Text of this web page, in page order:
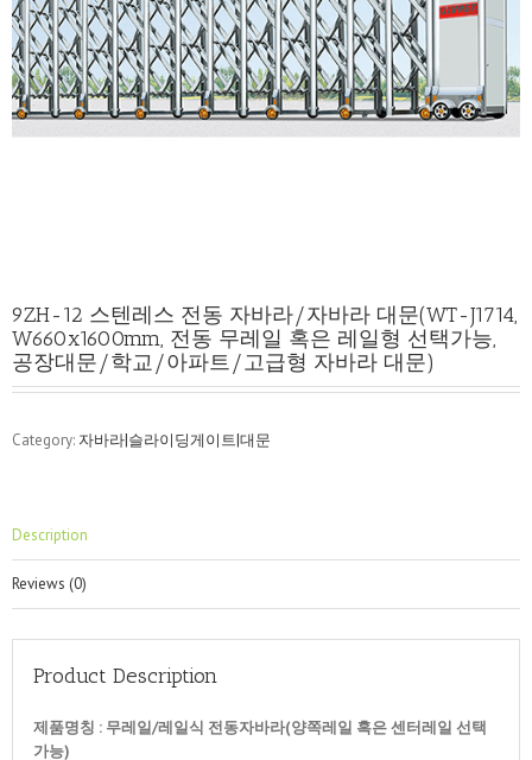
9ZH-12 스텐레스 전동 자바라/자바라 대문(WT-J1714,
W660x1600mm, 전동 무레일 혹은 레일형 선택가능,
공장대문/학교/아파트/고급형 자바라 대문)
Category: 자바라|슬라이딩게이트|대문
Description
Reviews (0)
Product Description
제품명칭 : 무레일/레일식 전동자바라(양쪽레일 혹은 센터레일 선택
가능)